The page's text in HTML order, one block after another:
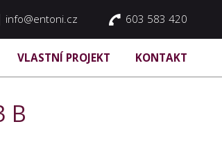
603 583 420
info@entoni.cz
VLASTNÍ PROJEKT KONTAKT
B